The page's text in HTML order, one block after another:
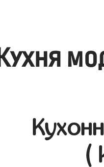
Кухня
(